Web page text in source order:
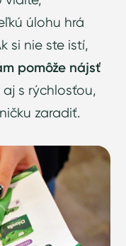
úlohu hrá
si nie ste istí,
pomôže nájsť
s rýchlosťou,
zaradiť.